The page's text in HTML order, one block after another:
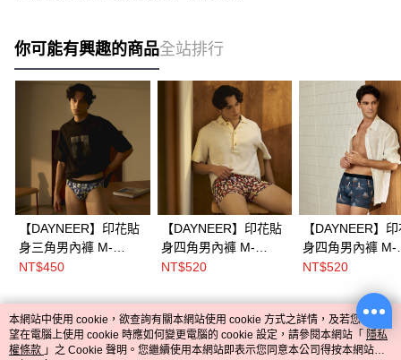
你可能有興趣的商品全站排行
【DAYNEER】印花貼
身三角男內褲 M-
XXL(幾何藍)
NT$450
【DAYNEER】印花貼
身四角男內褲 M-
XXL(幾何棕)
NT$520
【DAYNEER】
身四角男內褲 M-
XXL(風帆藍)
NT$520
熱門標籤
本網站中使用 cookie，欲查詢有關本網站使用 cookie 方式之詳情，及若您不希
望在電腦上使用 cookie 時應如何變更電腦的 cookie 設定，請參閱本網站「 隱私
權條款 」之 Cookie 聲明。您繼續使用本網站即表示您同意本公司得按本網站使